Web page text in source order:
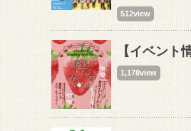
512view
【イベント
1,178view